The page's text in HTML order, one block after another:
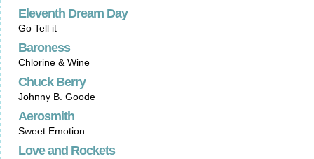
Eleventh Dream Day
Go Tell it
Baroness
Chlorine & Wine
Chuck Berry
Johnny B. Goode
Aerosmith
Sweet Emotion
Love and Rockets